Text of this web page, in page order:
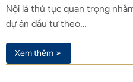
Nội là thủ tục quan trọng
dự án đầu tư theo…
Xem thêm ➢